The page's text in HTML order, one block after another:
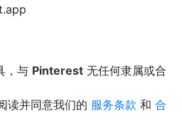
，与 Pinterest 无任何隶属或合
读并同意我们的 服务条款 和 合